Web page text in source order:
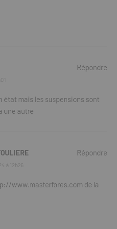
état mais les suspensions sont
une autre
Répondre
à 12h26
www.masterfores.com de la
Répondre